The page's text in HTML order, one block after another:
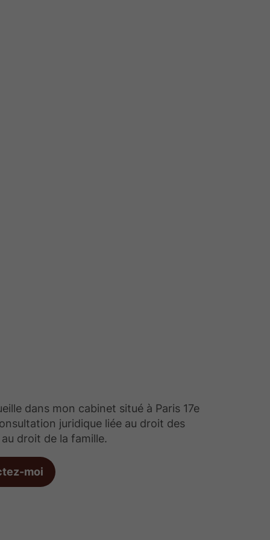
dans mon cabinet situé à Paris 17e
juridique liée au droit des
droit de la famille.
moi